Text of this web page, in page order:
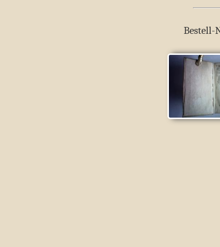
Bestell-